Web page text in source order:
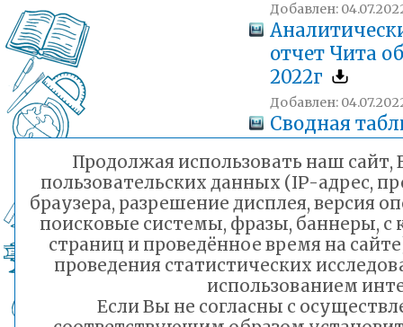
Добавлен:
отчет Чита
2022г
Добавлен:
Сводная
по НОК.
Добавлен:
расчет
организаций
Чита
Продолжая использовать наш сайт,
пользовательских данных (IP-адрес,
браузера, разрешение дисплея, версия
поисковые системы, фразы, баннеры,
страниц и проведённое время на
проведения статистических
использованием
Если Вы не согласны с